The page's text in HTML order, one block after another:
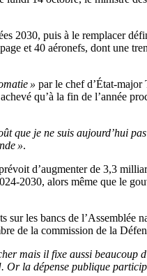
2030, puis à le remplacer
et 40 aéronefs, dont une
» par le chef d’État-
qu’à la fin de l’année
que je ne suis aujourd’hui
».
d’augmenter de 3,3
2030, alors même que le
sur les bancs de l’Assemblée
de la commission de la
mais il fixe aussi beaucoup
la dépense publique